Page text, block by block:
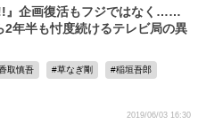
』企画復活もフジではなく……
2年半も忖度続けるテレビ局の異
取慎吾 草なぎ剛 稲垣吾郎
2019/06/03 16:30